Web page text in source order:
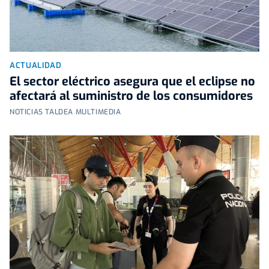
ACTUALIDAD
El sector eléctrico asegura que el eclipse no
afectará al suministro de los consumidores
NOTICIAS TALDEA MULTIMEDIA